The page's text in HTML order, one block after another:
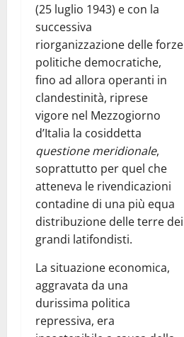
(25 luglio 1943) e con la
successiva
riorganizzazione delle forze
politiche democratiche,
fino ad allora operanti in
clandestinità, riprese
vigore nel Mezzogiorno
d’Italia la cosiddetta
questione meridionale,
soprattutto per quel che
atteneva le rivendicazioni
contadine di una più equa
distribuzione delle terre dei
grandi latifondisti.
La situazione economica,
aggravata da una
durissima politica
repressiva, era